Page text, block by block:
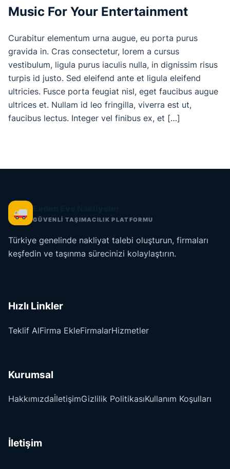
Music For Your Entertainment
Curabitur elementum urna augue, eu porta purus
gravida in. Cras consectetur, lorem a cursus
vestibulum, ligula purus iaculis nulla, in dignissim risus
turpis id justo. Sed eleifend ante et ligula eleifend
ultricies. Fusce porta feugiat nisl, eget faucibus augue
ultrices et. Nullam id leo fringilla, viverra est ut,
faucibus lectus. Integer vel finibus ex, et […]
GÜVENLİ TAŞIMACILIK PLATFORMU
Türkiye genelinde nakliyat talebi oluşturun, firmaları
keşfedin ve taşınma sürecinizi kolaylaştırın.
Hızlı Linkler
Teklif AlFirma EkleFirmalarHizmetler
Kurumsal
HakkımızdaİletişimGizlilik PolitikasıKullanım Koşulları
İletişim